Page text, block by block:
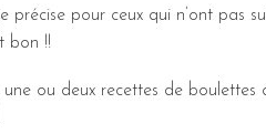
précise pour ceux qui n’ont pas
bon !!
une ou deux recettes de